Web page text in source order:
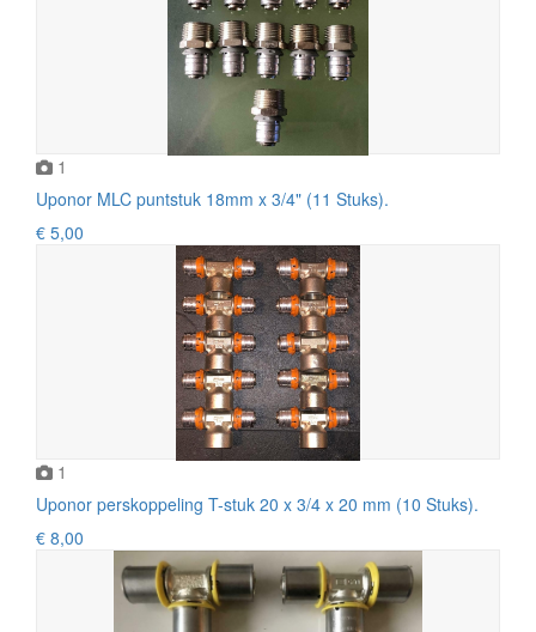
1
Uponor MLC puntstuk 18mm x 3/4" (11 Stuks).
€ 5,00
1
Uponor perskoppeling T-stuk 20 x 3/4 x 20 mm (10 Stuks).
€ 8,00